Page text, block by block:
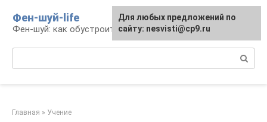
контенту
Фен-шуй-life
Фен-шуй: как обустроить свою жизнь
Главная » Учение
Для любых предложений по
сайту: nesvisti@cp9.ru